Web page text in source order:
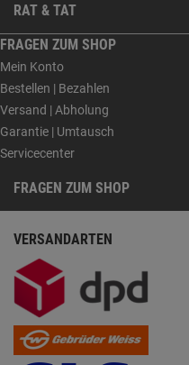
RAT & TAT
FRAGEN ZUM SHOP
Mein Konto
Bestellen | Bezahlen
Versand | Abholung
Garantie | Umtausch
Servicecenter
FRAGEN ZUM SHOP
VERSANDARTEN